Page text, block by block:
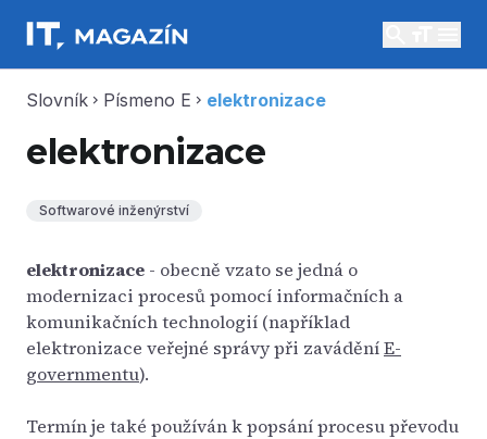
Slovník chevron_right Písmeno E chevron_right elektronizace
elektronizace
Softwarové inženýrství
elektronizace - obecně vzato se jedná o
modernizaci procesů pomocí informačních a
komunikačních technologií (například
elektronizace veřejné správy při zaváděníE-
governmentu).
Termín je také používán k popsání procesu převodu